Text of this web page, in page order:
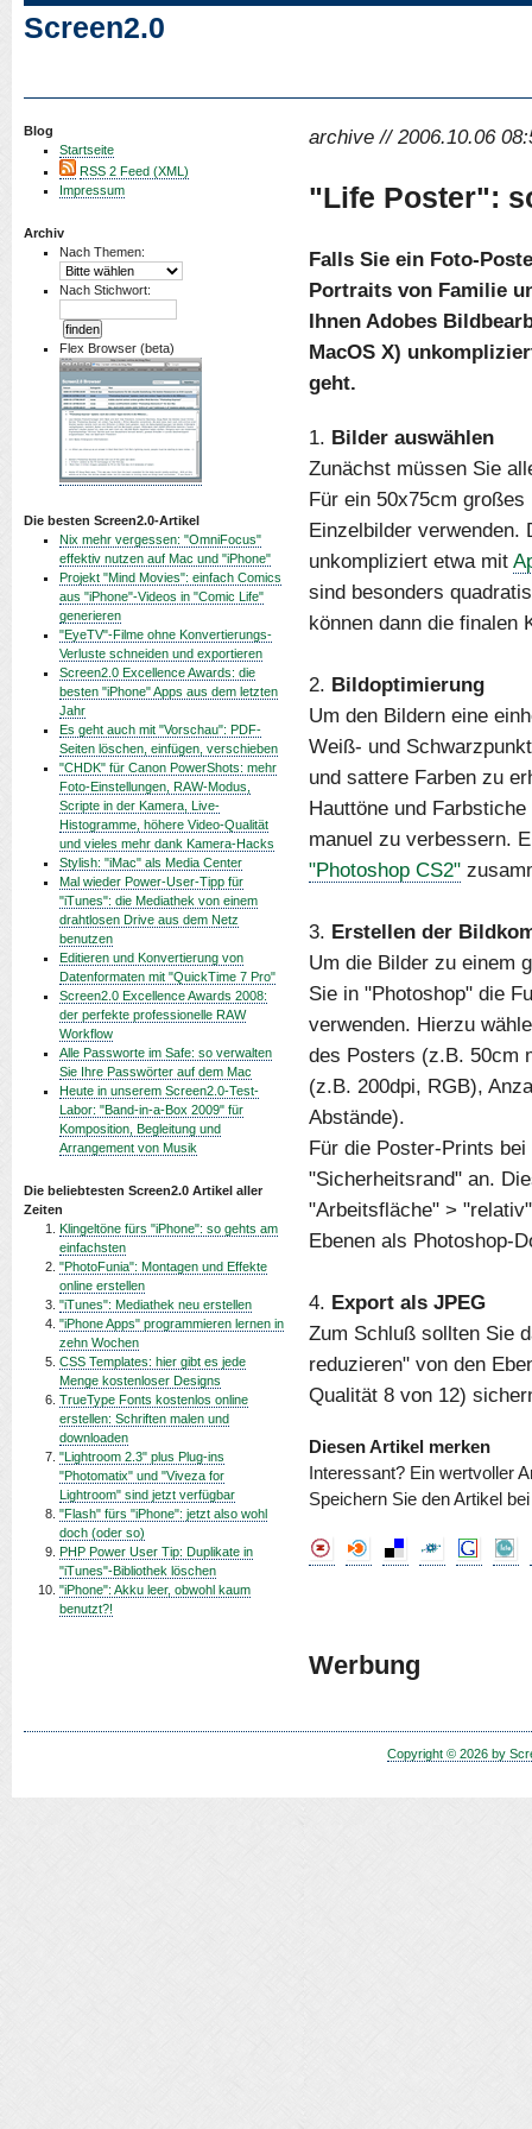
Screen2.0
Blog
Startseite
RSS 2 Feed (XML)
Impressum
Archiv
Nach Themen:
Nach Stichwort:
Flex Browser (beta)
Die besten Screen2.0-Artikel
Nix mehr vergessen: "OmniFocus"
effektiv nutzen auf Mac und "iPhone"
Projekt "Mind Movies": einfach Comics
aus "iPhone"-Videos in "Comic Life"
generieren
"EyeTV"-Filme ohne Konvertierungs-
Verluste schneiden und exportieren
Screen2.0 Excellence Awards: die
besten "iPhone" Apps aus dem letzten
Jahr
Es geht auch mit "Vorschau": PDF-
Seiten löschen, einfügen, verschieben
"CHDK" für Canon PowerShots: mehr
Foto-Einstellungen, RAW-Modus,
Scripte in der Kamera, Live-
Histogramme, höhere Video-Qualität
und vieles mehr dank Kamera-Hacks
Stylish: "iMac" als Media Center
Mal wieder Power-User-Tipp für
"iTunes": die Mediathek von einem
drahtlosen Drive aus dem Netz
benutzen
Editieren und Konvertierung von
Datenformaten mit "QuickTime 7 Pro"
Screen2.0 Excellence Awards 2008:
der perfekte professionelle RAW
Workflow
Alle Passworte im Safe: so verwalten
Sie Ihre Passwörter auf dem Mac
Heute in unserem Screen2.0-Test-
Labor: "Band-in-a-Box 2009" für
Komposition, Begleitung und
Arrangement von Musik
Die beliebtesten Screen2.0 Artikel aller
Zeiten
Klingeltöne fürs "iPhone": so gehts am
einfachsten
"PhotoFunia": Montagen und Effekte
online erstellen
"iTunes": Mediathek neu erstellen
"iPhone Apps" programmieren lernen in
zehn Wochen
CSS Templates: hier gibt es jede
Menge kostenloser Designs
TrueType Fonts kostenlos online
erstellen: Schriften malen und
downloaden
"Lightroom 2.3" plus Plug-ins
"Photomatix" und "Viveza for
Lightroom" sind jetzt verfügbar
"Flash" fürs "iPhone": jetzt also wohl
doch (oder so)
PHP Power User Tip: Duplikate in
"iTunes"-Bibliothek löschen
"iPhone": Akku leer, obwohl kaum
benutzt?!
archive // 2006.10.06
"Life Poster":
Falls Sie ein Foto-
Portraits von Familie
Ihnen Adobes
MacOS X)
geht.
1. Bilder auswählen
Zunächst müssen Sie
Für ein 50x75cm
Einzelbilder verwenden.
unkompliziert etwa mit
sind besonders
können dann die finalen
2. Bildoptimierung
Um den Bildern eine
Weiß- und
und sattere Farben zu
Hauttöne und
manuel zu verbessern.
"Photoshop CS2"
3. Erstellen der
Um die Bilder zu einem
Sie in "Photoshop" die
verwenden. Hierzu
des Posters (z.B. 50cm
(z.B. 200dpi, RGB),
Abstände).
Für die Poster-Prints
"Sicherheitsrand" an.
"Arbeitsfläche" >
Ebenen als Photoshop-
4. Export als JPEG
Zum Schluß sollten Sie
reduzieren" von den
Qualität 8 von 12)
Diesen Artikel merken
Interessant? Ein wertvoller
Speichern Sie den Artikel
Werbung
Copyright © 2026 by